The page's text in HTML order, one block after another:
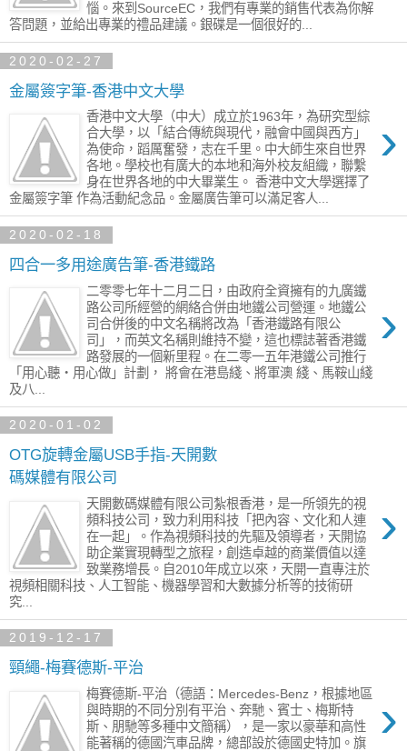
惱。來到SourceEC，我們有專業的銷售代表為你解
答問題，並給出專業的禮品建議。銀碟是一個很好的...
2020-02-27
金屬簽字筆-香港中文大學
›
香港中文大學（中大）成立於1963年，為研究型綜
合大學，以「結合傳統與現代，融會中國與西方」
為使命，蹈厲奮發，志在千里。中大師生來自世界
各地。學校也有廣大的本地和海外校友組織，聯繫
身在世界各地的中大畢業生。 香港中文大學選擇了
金屬簽字筆 作為活動紀念品。金屬廣告筆可以滿足客人...
2020-02-18
四合一多用途廣告筆-香港鐵路
›
二零零七年十二月二日，由政府全資擁有的九廣鐵
路公司所經營的網絡合併由地鐵公司營運。地鐵公
司合併後的中文名稱將改為「香港鐵路有限公
司」，而英文名稱則維持不變，這也標誌著香港鐵
路發展的一個新里程。在二零一五年港鐵公司推行
「用心聽‧用心做」計劃， 將會在港島綫、將軍澳 綫、馬鞍山綫
及八...
2020-01-02
OTG旋轉金屬USB手指-天開數
碼媒體有限公司
›
天開數碼媒體有限公司紮根香港，是一所領先的視
頻科技公司，致力利用科技「把內容、文化和人連
在一起」。作為視頻科技的先驅及領導者，天開協
助企業實現轉型之旅程，創造卓越的商業價值以達
致業務增長。自2010年成立以來，天開一直專注於
視頻相關科技、人工智能、機器學習和大數據分析等的技術研
究...
2019-12-17
頸繩-梅賽德斯-平治
›
梅賽德斯-平治（德語：Mercedes-Benz，根據地區
與時期的不同分別有平治、奔馳、賓士、梅斯特
斯、朋馳等多種中文簡稱），是一家以豪華和高性
能著稱的德國汽車品牌，總部設於德國史特加。旗